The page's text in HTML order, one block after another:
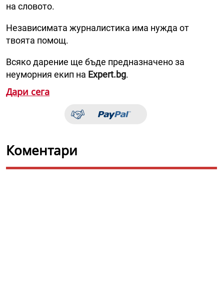
на словото.
Независимата журналистика има нужда от
твоята помощ.
Всяко дарение ще бъде предназначено за
неуморния екип на Expert.bg.
Дари сега
Коментари